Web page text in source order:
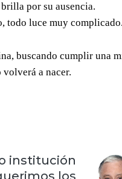
por su ausencia.
todo luce muy complicado.
buscando cumplir una
a nacer.
institución
los